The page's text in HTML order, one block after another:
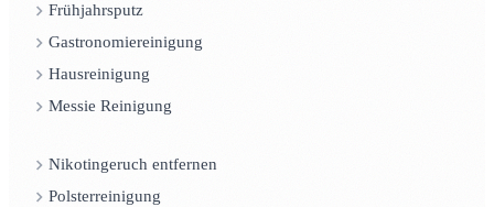
Frühjahrsputz
Gastronomiereinigung
Hausreinigung
Messie Reinigung
Nikotingeruch entfernen
Polsterreinigung